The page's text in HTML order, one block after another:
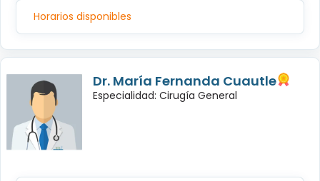
Horarios disponibles
Dr. María Fernanda Cuautle
Especialidad: Cirugía General